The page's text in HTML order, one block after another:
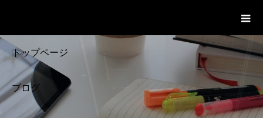
トップページ
ブログ